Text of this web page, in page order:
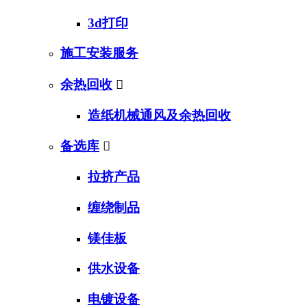
3d打印
施工安装服务
余热回收 
造纸机械通风及余热回收
备选库 
拉挤产品
缠绕制品
镁佳板
供水设备
电镀设备